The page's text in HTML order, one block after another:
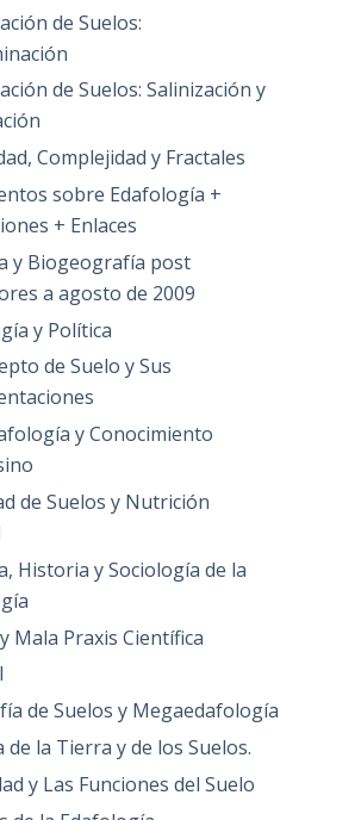
de Suelos:
de Suelos: Salinización y
Complejidad y Fractales
sobre Edafología +
+ Enlaces
y Biogeografía post
a agosto de 2009
y Política
de Suelo y Sus
y Conocimiento
de Suelos y Nutrición
Historia y Sociología de la
Mala Praxis Científica
de Suelos y Megaedafología
de la Tierra y de los Suelos.
y Las Funciones del Suelo